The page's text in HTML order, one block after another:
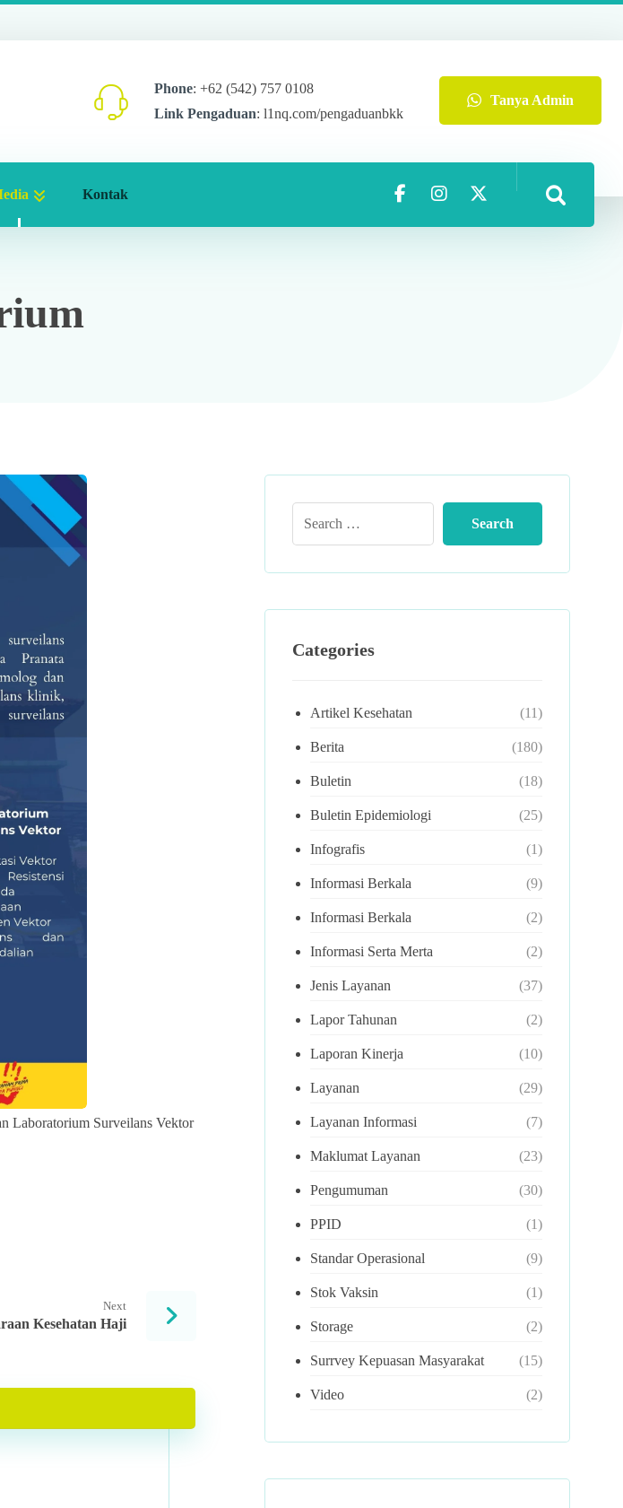
Tanya Admin
Phone: +62 (542) 757 0108
Link Pengaduan: l1nq.com/pengaduanbkk
Kontak
Laboratorium Surveilans Vektor
Next
Kesehatan Haji
Categories
Artikel Kesehatan (11)
Berita (180)
Buletin (18)
Buletin Epidemiologi (25)
Infografis (1)
Informasi Berkala (9)
Informasi Berkala (2)
Informasi Serta Merta (2)
Jenis Layanan (37)
Lapor Tahunan (2)
Laporan Kinerja (10)
Layanan (29)
Layanan Informasi (7)
Maklumat Layanan (23)
Pengumuman (30)
PPID (1)
Standar Operasional (9)
Stok Vaksin (1)
Storage (2)
Surrvey Kepuasan Masyarakat (15)
Video (2)